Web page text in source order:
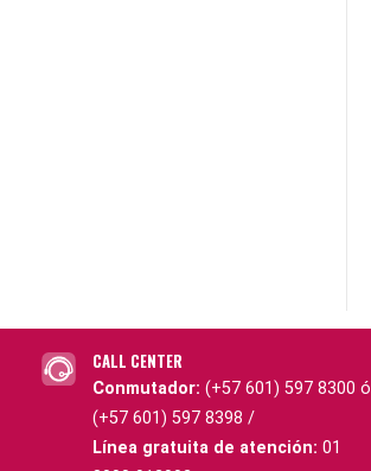
CALL CENTER
Conmutador: (+57 601) 597 8300 ó
(+57 601) 597 8398 /
Línea gratuita de atención: 01